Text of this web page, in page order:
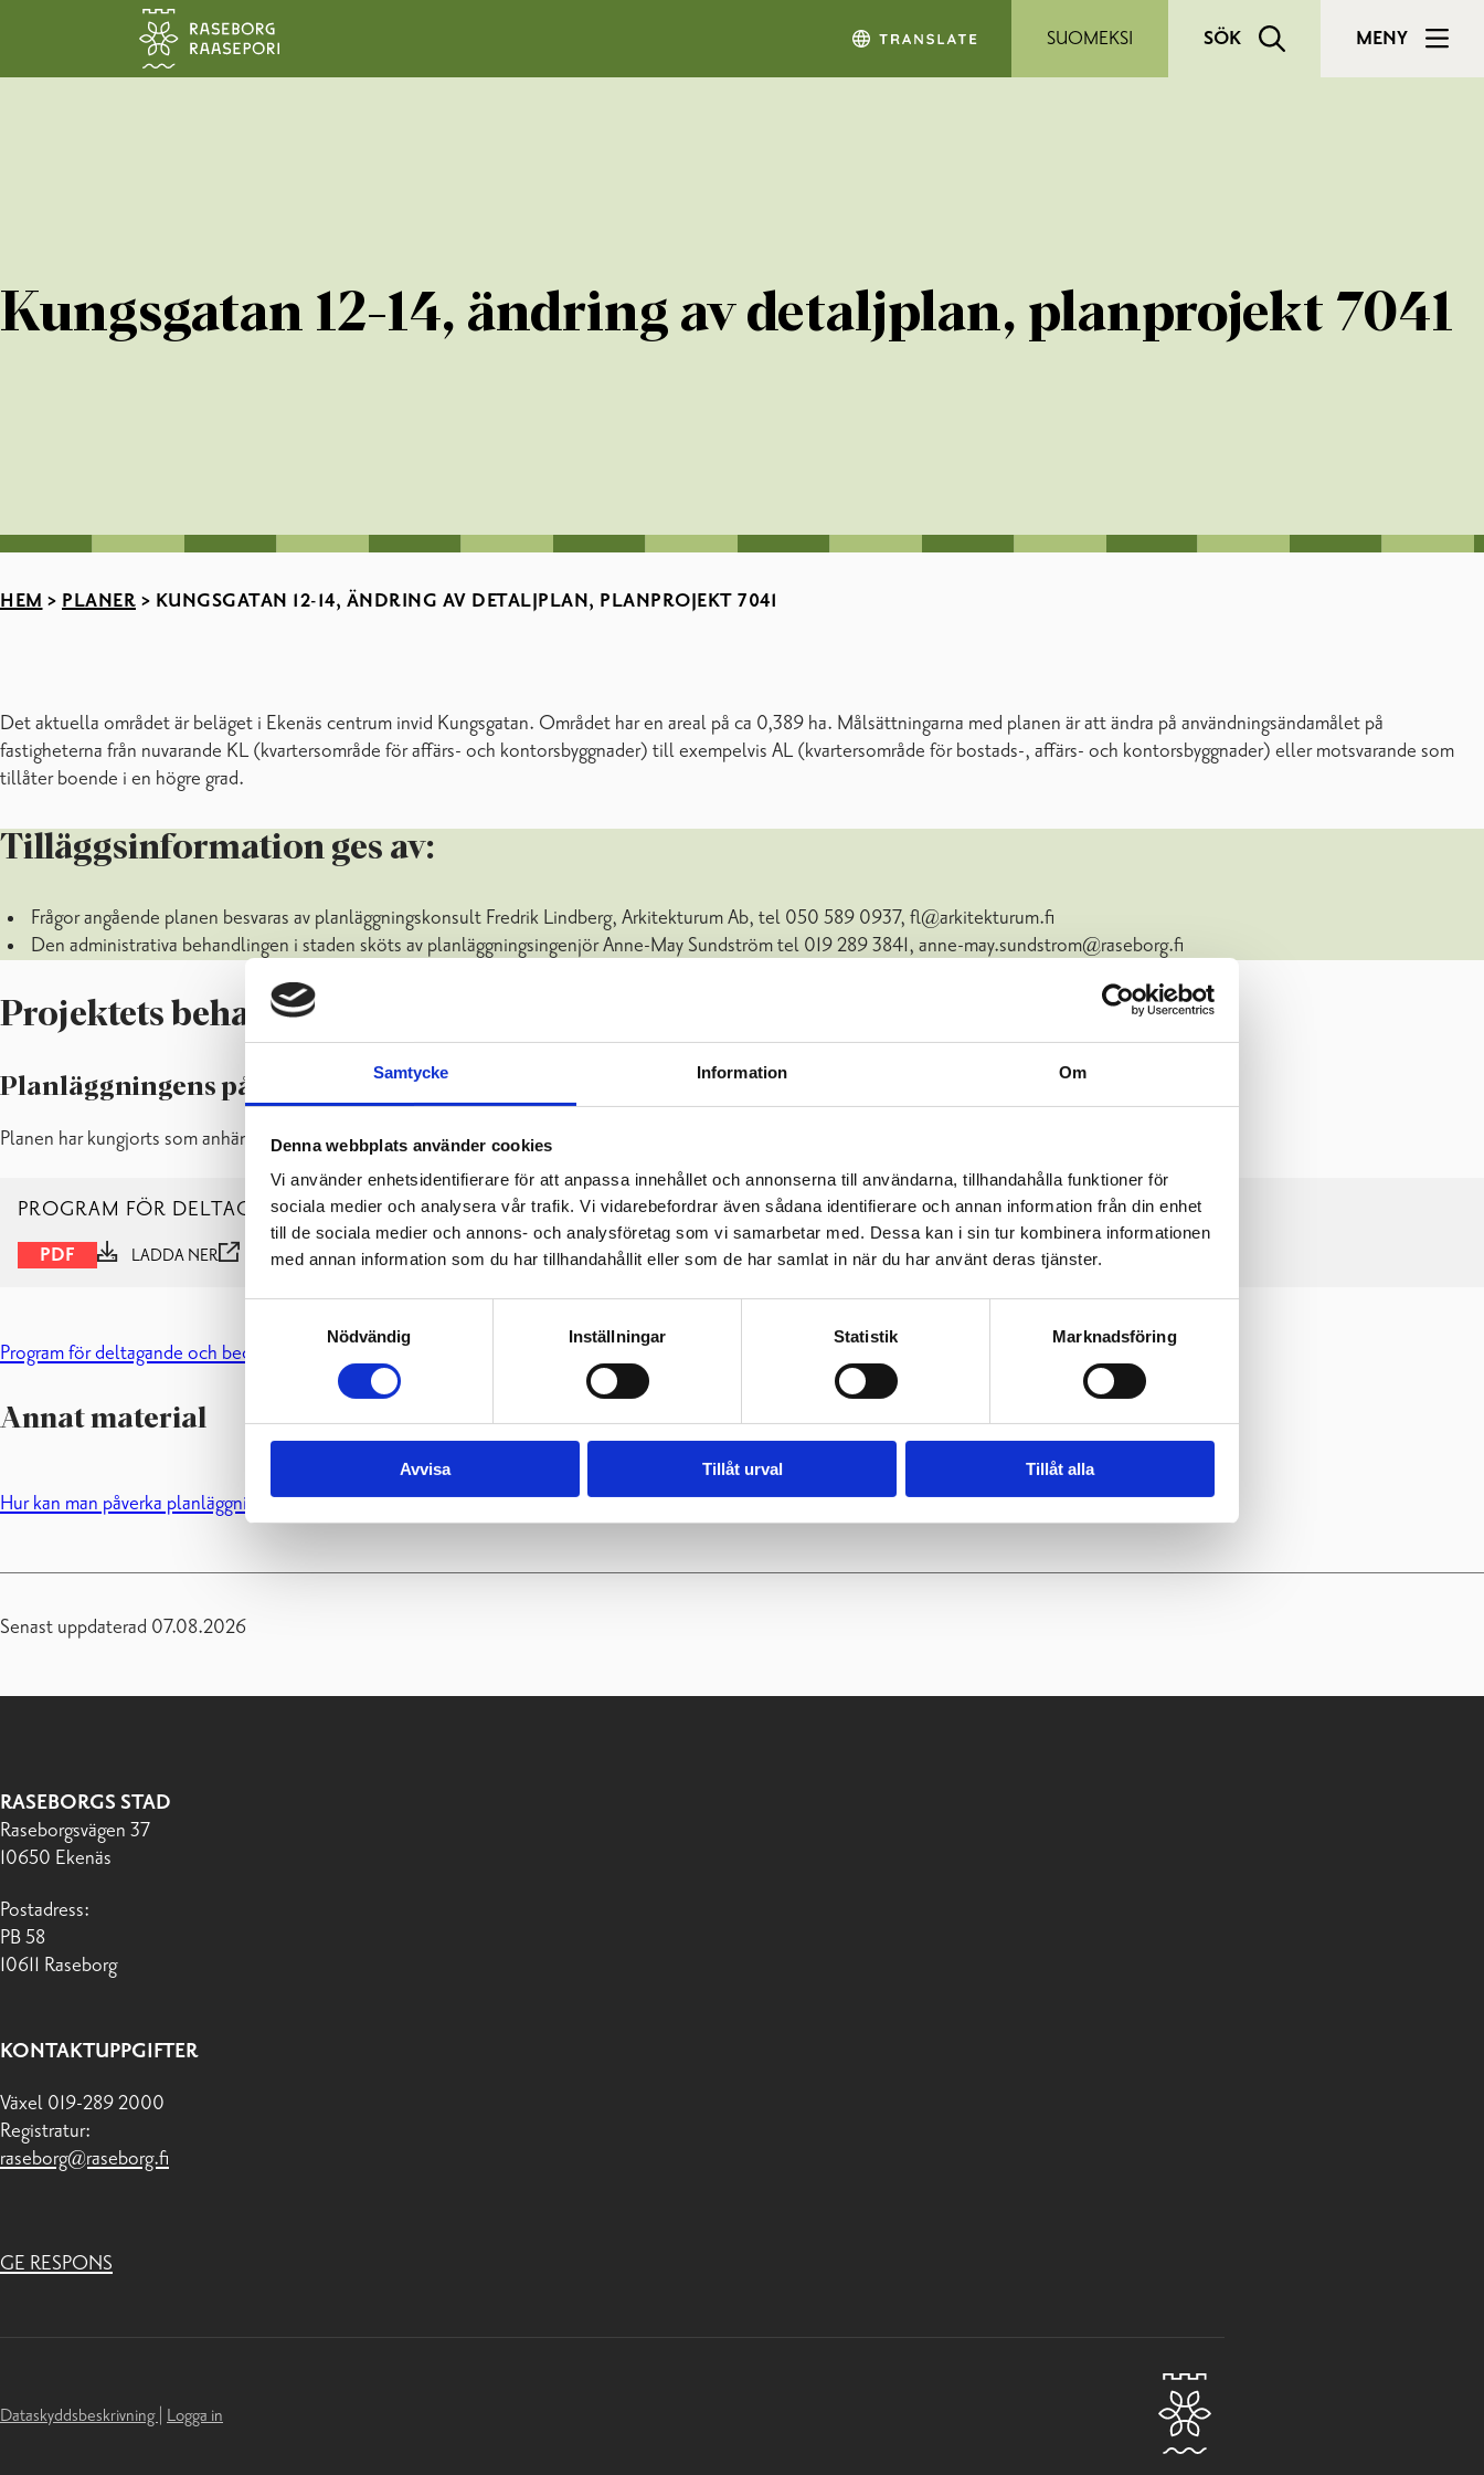
Samtycke Information Om
Denna webbplats använder cookies
Vi använder enhetsidentifierare för att anpassa innehållet och annonserna till användarna, tillhandahålla funktioner för
sociala medier och analysera vår trafik. Vi vidarebefordrar även sådana identifierare och annan information från din enhet
till de sociala medier och annons- och analysföretag som vi samarbetar med. Dessa kan i sin tur kombinera informationen
med annan information som du har tillhandahållit eller som de har samlat in när du har använt deras tjänster.
Nödvändig
Inställningar Statistik Marknadsföring
Avvisa Tillåt urval Tillåt alla
Hoppa till sidans innehåll
SUOMEKSI SÖK MENY
Kungsgatan 12-14, ändring av detaljplan, planprojekt 7041
HEM > PLANER > KUNGSGATAN 12-14, ÄNDRING AV DETALJPLAN, PLANPROJEKT 7041
Det aktuella området är beläget i Ekenäs centrum invid Kungsgatan. Området har en areal på ca 0,389 ha. Målsättningarna med planen är att ändra på användningsändamålet på
fastigheterna från nuvarande KL (kvartersområde för affärs- och kontorsbyggnader) till exempelvis AL (kvartersområde för bostads-, affärs- och kontorsbyggnader) eller motsvarande som
tillåter boende i en högre grad.
Tilläggsinformation ges av:
Frågor angående planen besvaras av planläggningskonsult Fredrik Lindberg, Arkitekturum Ab, tel 050 589 0937, fl@arkitekturum.fi
Den administrativa behandlingen i staden sköts av planläggningsingenjör Anne-May Sundström tel 019 289 3841, anne-may.sundstrom@raseborg.fi
Projektets behandlingsskeden och planmaterial
Planläggningens påbörjande och program för deltagande och bedömning (PDB)
Planen har kungjorts som anhängig: 25.5.2026.
PROGRAM FÖR DELTAGANDE OCH BEDÖMNING
PDF LADDA NER VISA
Program för deltagande och bedömning
Annat material
Hur kan man påverka planläggningen?
Senast uppdaterad 07.08.2026
RASEBORGS STAD
Raseborgsvägen 37
10650 Ekenäs
Postadress:
PB 58
10611 Raseborg
KONTAKTUPPGIFTER
Växel 019-289 2000
Registratur:
raseborg@raseborg.fi
GE RESPONS
Dataskyddsbeskrivning Logga in